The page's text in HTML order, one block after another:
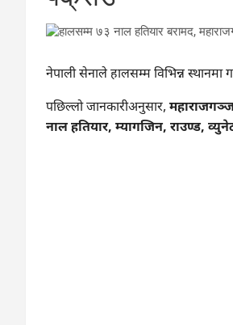
नेपाली सेनाले हालसम्म विभिन्न स्थानमा
पछिल्लो जानकारीअनुसार,
नाल हतियार, म्यागजिन, राउण्ड,